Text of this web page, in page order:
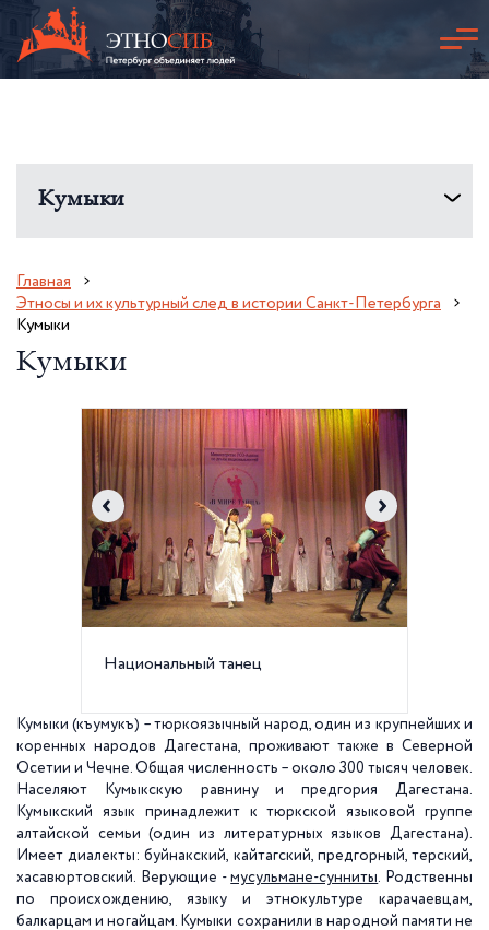
Кумыки
Главная
Этносы и их культурный след в истории Санкт-Петербурга
Кумыки
Кумыки
Национальный танец
Кумыки (къумукъ) – тюркоязычный народ, один из крупнейших и
коренных народов Дагестана, проживают также в Северной
Осетии и Чечне. Общая численность – около 300 тысяч человек.
Населяют Кумыкскую равнину и предгория Дагестана.
Кумыкский язык принадлежит к тюркской языковой группе
алтайской семьи (один из литературных языков Дагестана).
Имеет диалекты: буйнакский, кайтагский, предгорный, терский,
хасавюртовский. Верующие -мусульмане-сунниты. Родственны
по происхождению, языку и этнокультуре карачаевцам,
балкарцам и ногайцам. Кумыки сохранили в народной памяти не